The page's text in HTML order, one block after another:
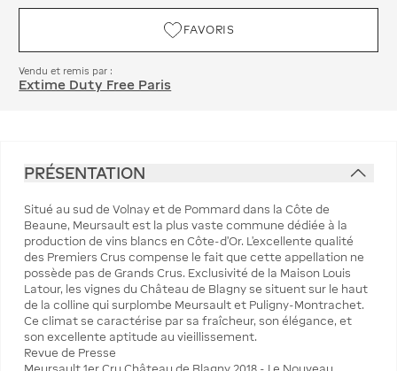
FAVORIS
Vendu et remis par :
Extime Duty Free Paris
PRÉSENTATION
Situé au sud de Volnay et de Pommard dans la Côte de
Beaune, Meursault est la plus vaste commune dédiée à la
production de vins blancs en Côte-d'Or. L'excellente qualité
des Premiers Crus compense le fait que cette appellation ne
possède pas de Grands Crus. Exclusivité de la Maison Louis
Latour, les vignes du Château de Blagny se situent sur le haut
de la colline qui surplombe Meursault et Puligny-Montrachet.
Ce climat se caractérise par sa fraîcheur, son élégance, et
son excellente aptitude au vieillissement.
Revue de Presse
Meursault 1er Cru Château de Blagny 2018 - Le Nouveau